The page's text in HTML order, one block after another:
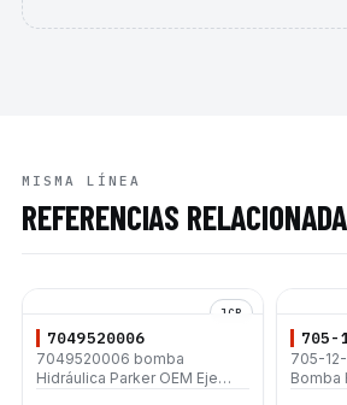
MISMA LÍNEA
REFERENCIAS
JCB
7049520006
7049520006 bomba
Hidráulica Parker OEM Eje
705-
705-
Bomba